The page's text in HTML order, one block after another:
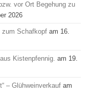
vor Ort Begehung zu
2026
zum Schafkopf am 16.
Kistenpfennig. am 19.
– Glühweinverkauf am